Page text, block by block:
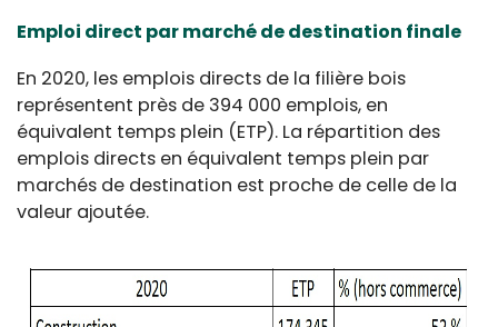
Emploi direct par marché de destination finale
En 2020, les emplois directs de la filière bois
représentent près de 394 000 emplois, en
équivalent temps plein (ETP). La répartition des
emplois directs en équivalent temps plein par
marchés de destination est proche de celle de la
valeur ajoutée.